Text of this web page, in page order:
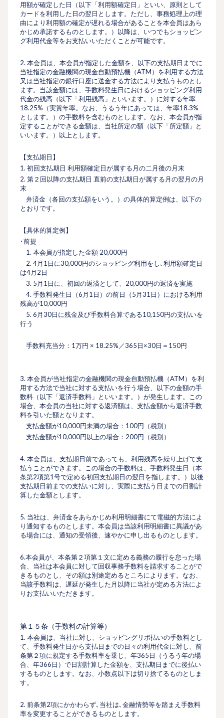
⽤額が確定した日（以下「利用額確定日」といい、原則として
カードを利用した日の翌日とします。ただし、事務処理上の理
由により利用額の確定が遅れる場合があることを本会員はあら
かじめ承諾するものとします。）以降は、いつでもショッピン
グ利用代金等をお支払いいただくことが可能です。
2. 本会員は、本会員が指定した⾦額を、以下の⽀払期⽇までに
当社指定の⾦融機関の現⾦⾃動預払機（ATM）を利⽤する⽅法
又は当社指定の銀行口座に送金する方法により⽀払うものとし
ます。当該⾦額には、⼿数料発⽣⽇におけるショッピング利⽤
代⾦の残⾼（以下「利⽤残⾼」といいます。）に対する年率
18.25%（実質年率。なお、うるう年にあっては、年率18.3%
とします。）の⼿数料を含むものとします。なお、本会員が指
定することができる⾦額は、当社所定の額（以下「所定額」と
いいます。）以上とします。
【⽀払期⽇】
1. 初回⽀払期⽇ 利⽤額確定⽇が属する月の二月後の月末
2. 第２回以降の⽀払期⽇ 直前の⽀払期⽇が属する月の翌月の月
末
弁済⾦（各回の⽀払額をいう。）の具体的算定例は、以下の
とおりです。
【具体的算定例】
･前提
1. 本会員が指定した⾦額 20,000円
2. 4⽉1⽇に30,000円のショッピング利⽤をし､利⽤額確定⽇
は4⽉2⽇
3. 5月1日に、初回の返済として、20,000円の返済を実施
4. ⼿数料発⽣⽇（6⽉1⽇）の前⽇（5⽉31⽇）における利⽤
残⾼が10,000円
5. 6⽉30⽇に残金及び手数料合算である10,150円の⽀払いを
⾏う
手数料充当分：1万円 × 18.25%／365日×30日＝150円
3. 本会員が当社指定の⾦融機関の現⾦⾃動預払機（ATM）を利
⽤する⽅法で当社に対する支払いを行う場合、以下の金額の手
数料（以下「返済手数料」といいます。）が発生します。この
場合、本会員の当社に対する返済額は、支払金額から返済手数
料を引いた額となります。
支払金額が10,000円未満の場合：100円（税別）
支払金額が10,000円以上の場合：200円（税別）
4. 本会員は、⽀払期⽇前であっても、利⽤残⾼を繰り上げて⽀
払うことができます。この場合の⼿数料は、手数料発生日（本
条第2項第1号で定める初回支払期日の翌日を指します。）以後
支払期日前までの支払いに対し、実際に⽀払う⽇までの⽇割計
算した⾦額とします。
5. 当社は、弁済⾦をあらかじめ利⽤明細書にて電磁的⽅法によ
り通知するものとします。本会員は当該利⽤明細書に異議があ
る場合には、通知の受領後、速やかに申し出るものとします。
6.本会員が、本条第２項第１文に定める義務の履行を怠った場
合、当社は本会員に対して回収事務手数料を請求することがで
きるものとし、その額は別途定めるところによります。なお、
当該手数料は、遅延が発生した月以降に当社が定める方法によ
りお支払いいただきます。
第１５条（⼿数料の計算等）
1. 本会員は、当社に対し、ショッピングリボ払いの⼿数料とし
て、⼿数料発⽣⽇から⽀払⽇までの⽇々の利⽤代⾦に対し、前
条第２項に規定する⼿数料率を乗じ、年365⽇（うるう年の場
合、年366⽇）で⽇割計算した⾦額を、⽀払期⽇までに後払い
するものとします。なお、⼩数点以下は切り捨てるものとしま
す。
2. 前条第2項にかかわらず､当社は､⾦融情勢等を踏まえ手数料
率を変更することができるものとします。